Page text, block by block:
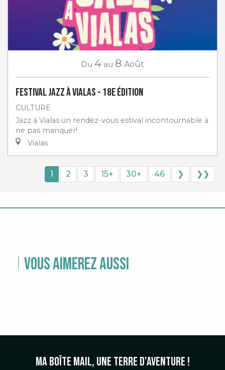
Du 4 au 8 Août
Festival Jazz à Vialas - 18e Édition
CULTURE
Jazz à Vialas un rendez-vous estival incontournable à
ne pas manquer!
Vialas
1 2 3 15+ 30+ 46 ❯ ❯❯
Vous aimerez aussi
Ma boîte mail, une terre d'aventure !